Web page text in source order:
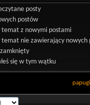
posty
postów
temat z nowymi postami
temat nie zawierający nowych
się w tym wątku
papugi